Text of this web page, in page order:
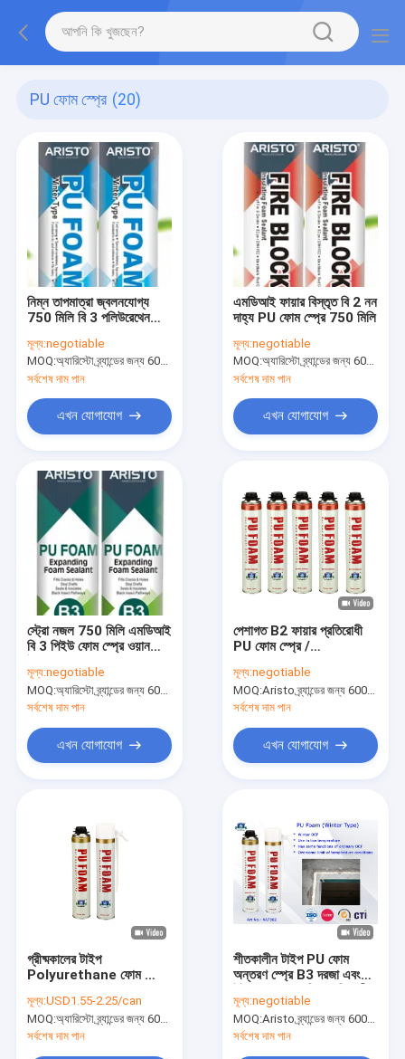
PU ফোম স্প্রে (20)
নিম্ন তাপমাত্রা জ্বলনযোগ্য
750 মিলি বি 3 পলিউরেথেন
মূল্য:negotiable
MOQ:অ্যারিস্টো ব্র্যান্ডের জন্য 6000 পিসি, গ্রাহক ব্র্যান্ডের জন্য 15000 পিসি
সর্বশেষ দাম পান
এখন যোগাযোগ
এমডিআই ফায়ার বিস্তৃত বি 2 নন
দাহ্য PU ফোম স্প্রে 750 মিলি
মূল্য:negotiable
MOQ:অ্যারিস্টো ব্র্যান্ডের জন্য 6000 পিসি, গ্রাহক ব্র্যান্ডের জন্য 15000 পিসি
সর্বশেষ দাম পান
এখন যোগাযোগ
স্ট্রো নজল 750 মিলি এমডিআই
বি 3 পিইউ ফোম স্প্রে ওয়ান
মূল্য:negotiable
MOQ:অ্যারিস্টো ব্র্যান্ডের জন্য 6000 পিসি, গ্রাহক ব্র্যান্ডের জন্য 15000 পিসি
সর্বশেষ দাম পান
এখন যোগাযোগ
পেশাগত B2 ফায়ার প্রতিরোধী
PU ফোম স্প্রে /
750ml
মূল্য:negotiable
MOQ:Aristo ব্র্যান্ডের জন্য 6000pcs, গ্রাহকের ব্র্যান্ডের জন্য 15000pcs
সর্বশেষ দাম পান
এখন যোগাযোগ
গ্রীষ্মকালের টাইপ
Polyurethane ফোম স্প্রে
ফেনা ইনস্যুলেশনের /
Sealing জন্য
মূল্য:USD1.55-2.25/can
MOQ:অ্যারিস্টো ব্র্যান্ডের জন্য 6000pcs, ই এম ব্র্যান্ডের জন্য 15000pcs
সর্বশেষ দাম পান
শীতকালীন টাইপ PU ফোম
অন্তরণ স্প্রে B3 ​​দরজা এবং
মূল্য:negotiable
MOQ:Aristo ব্র্যান্ডের জন্য 6000pcs, গ্রাহকের ব্র্যান্ডের জন্য 15000pcs
সর্বশেষ দাম পান